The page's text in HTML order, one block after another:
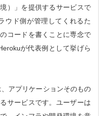
）」を提供するサービスで
ウド側が管理してくれるた
コードを書くことに専念で
が代表例として挙げら
アプリケーションそのもの
サービスです。ユーザーは